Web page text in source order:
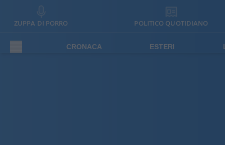
ZUPPA DI PORRO POLITICO QUOTIDIANO
CRONACA ESTERI